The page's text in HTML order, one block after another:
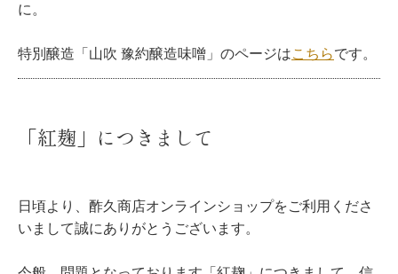
に。
特別醸造「山吹 豫約醸造味噌」のページはこちらです。
「紅麹」につきまして
日頃より、酢久商店オンラインショップをご利用くださ
いまして誠にありがとうございます。